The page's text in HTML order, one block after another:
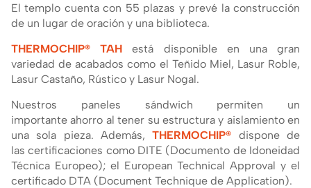
El templo cuenta con 55 plazas y prevé la construcción
de un lugar de oración y una biblioteca.
THERMOCHIP® TAH
está disponible en una gran
variedad de acabados como el Teñido Miel, Lasur Roble,
Lasur Castaño, Rústico y Lasur Nogal.
Nuestros paneles sándwich permiten un
importante ahorro al tener su estructura y aislamiento en
una sola pieza. Además,THERMOCHIP® dispone de
las certificaciones como DITE (Documento de Idoneidad
Técnica Europeo); el European Technical Approval y el
certificado DTA (Document Technique de Application).